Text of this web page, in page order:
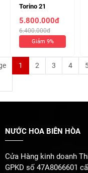
Torino 21
XERJOFF EDP
100ml ( Chiết
10ml 630k )
5.800.000đ
6.400.000đ
Giảm 9%
1 2 3 4
NƯỚC HOA BIÊN HÒA
Cửa Hàng kinh doanh
GPKD số 47A8066601